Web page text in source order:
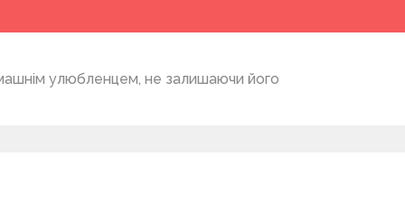
улюбленцем, не залишаючи його